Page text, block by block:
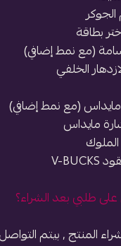
بطاقة
(مع نمط إضافي)
الخلفي
(مع نمط إضافي)
مايداس
طلبي بعد الشراء؟
المنتج , بيتم